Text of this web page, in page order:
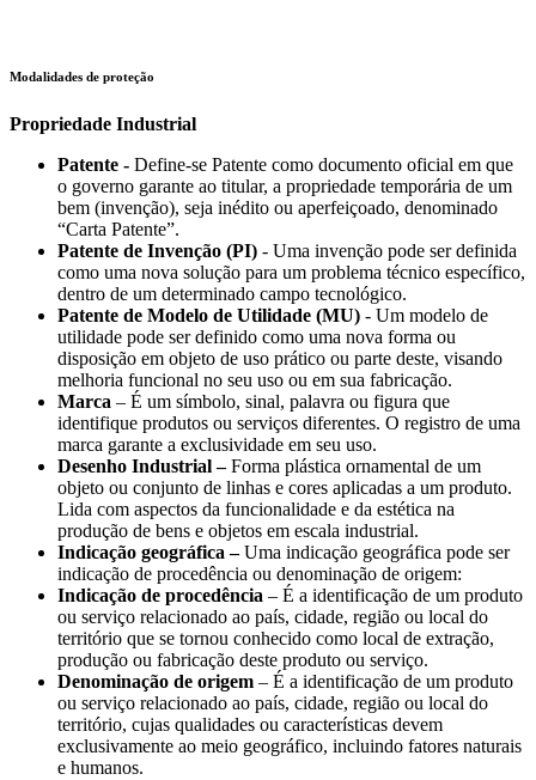
Modalidades de proteção
Propriedade Industrial
Patente - Define-se Patente como documento oficial em que
o governo garante ao titular, a propriedade temporária de um
bem (invenção), seja inédito ou aperfeiçoado, denominado
“Carta Patente”.
Patente de Invenção (PI) - Uma invenção pode ser definida
como uma nova solução para um problema técnico específico,
dentro de um determinado campo tecnológico.
Patente de Modelo de Utilidade (MU) - Um modelo de
utilidade pode ser definido como uma nova forma ou
disposição em objeto de uso prático ou parte deste, visando
melhoria funcional no seu uso ou em sua fabricação.
Marca – É um símbolo, sinal, palavra ou figura que
identifique produtos ou serviços diferentes. O registro de uma
marca garante a exclusividade em seu uso.
Desenho Industrial –Forma plástica ornamental de um
objeto ou conjunto de linhas e cores aplicadas a um produto.
Lida com aspectos da funcionalidade e da estética na
produção de bens e objetos em escala industrial.
Indicação geográfica –Uma indicação geográfica pode ser
indicação de procedência ou denominação de origem:
Indicação de procedência – É a identificação de um produto
ou serviço relacionado ao país, cidade, região ou local do
território que se tornou conhecido como local de extração,
produção ou fabricação deste produto ou serviço.
Denominação de origem – É a identificação de um produto
ou serviço relacionado ao país, cidade, região ou local do
território, cujas qualidades ou características devem
exclusivamente ao meio geográfico, incluindo fatores naturais
e humanos.